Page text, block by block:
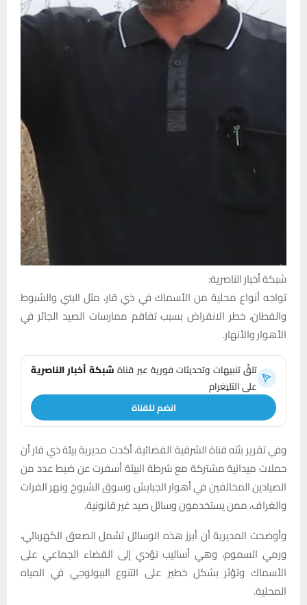
شبكة أخبار الناصرية:
تواجه أنواع محلية من الأسماك في ذي قار، مثل البني والشبوط
والقطان، خطر الانقراض بسبب تفاقم ممارسات الصيد الجائر في
الأهوار والأنهار.
تلقَّ تنبيهات وتحديثات فورية عبر قناةشبكة أخبار الناصرية
على التليغرام
انضم للقناة
وفي تقرير بثته قناة الشرقية الفضائية، أكدت مديرية بيئة ذي قار أن
حملات ميدانية مشتركة مع شرطة البيئة أسفرت عن ضبط عدد من
الصيادين المخالفين في أهوار الجبايش وسوق الشيوخ ونهر الفرات
والغراف، ممن يستخدمون وسائل صيد غير قانونية.
وأوضحت المديرية أن أبرز هذه الوسائل تشمل الصعق الكهربائي،
ورمي السموم، وهي أساليب تؤدي إلى القضاء الجماعي على
الأسماك وتؤثر بشكل خطير على التنوع البيولوجي في المياه
المحلية.